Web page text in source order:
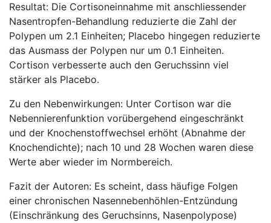
Resultat: Die Cortisoneinnahme mit anschliessender
Nasentropfen-Behandlung reduzierte die Zahl der
Polypen um 2.1 Einheiten; Placebo hingegen reduzierte
das Ausmass der Polypen nur um 0.1 Einheiten.
Cortison verbesserte auch den Geruchssinn viel
stärker als Placebo.
Zu den Nebenwirkungen: Unter Cortison war die
Nebennierenfunktion vorübergehend eingeschränkt
und der Knochenstoffwechsel erhöht (Abnahme der
Knochendichte); nach 10 und 28 Wochen waren diese
Werte aber wieder im Normbereich.
Fazit der Autoren: Es scheint, dass häufige Folgen
einer chronischen Nasennebenhöhlen-Entzündung
(Einschränkung des Geruchsinns, Nasenpolypose)